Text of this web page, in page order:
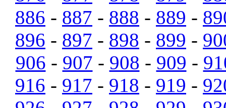
886 - 887 - 888 - 889 -
896 - 897 - 898 - 899 -
906 - 907 - 908 - 909 -
916 - 917 - 918 - 919 -